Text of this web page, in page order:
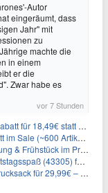
Autor
eingeräumt, dass
Jahr" mit
zu
machte die
in einem
er die
Zwar habe es
vor 7 Stunden
29,50€ – einlösbar bis Dezember
Artikel zur Auswahl)
Hotel (Bad Oeynhausen) ab 89€ p.P.
(43305) für 29,10€
29,99€ – Amber-maple